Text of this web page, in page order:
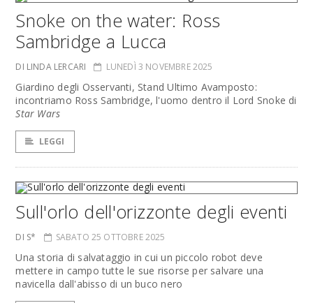
Snoke on the water: Ross
Sambridge a Lucca
DI LINDA LERCARI LUNEDÌ 3 NOVEMBRE 2025
Giardino degli Osservanti, Stand Ultimo Avamposto:
incontriamo Ross Sambridge, l'uomo dentro il Lord Snoke di
Star Wars
LEGGI
Sull'orlo dell'orizzonte degli eventi
DI S* SABATO 25 OTTOBRE 2025
Una storia di salvataggio in cui un piccolo robot deve
mettere in campo tutte le sue risorse per salvare una
navicella dall'abisso di un buco nero